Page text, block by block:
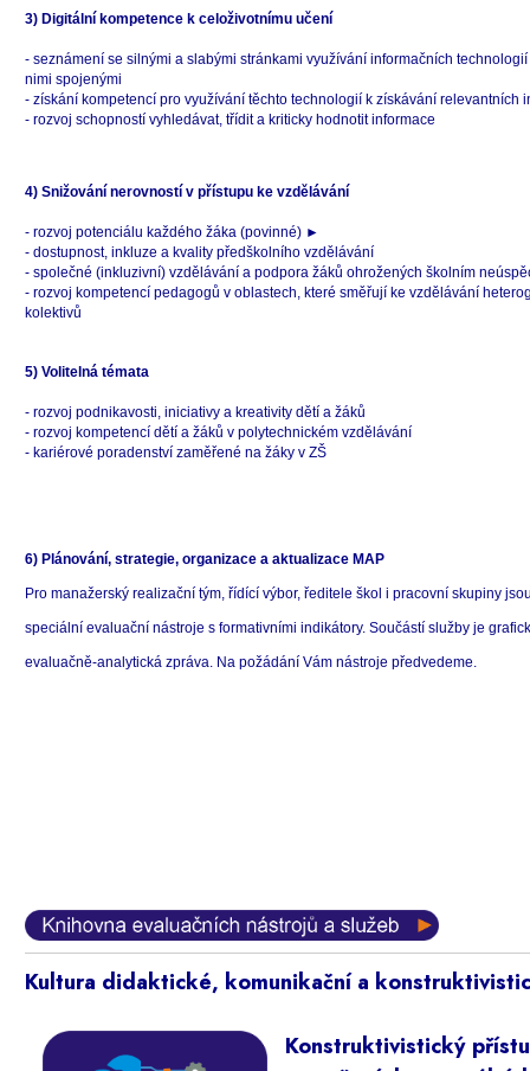
3) Digitální kompetence k celoživotnímu učení
- seznámení se silnými a slabými stránkami využívání informačních technologií
nimi spojenými
- získání kompetencí pro využívání těchto technologií k získávání relevantních
- rozvoj schopností vyhledávat, třídit a kriticky hodnotit informace
4) Snižování nerovností v přístupu ke vzdělávání
- rozvoj potenciálu každého žáka (povinné) ►
- dostupnost, inkluze a kvality předškolního vzdělávání
- společné (inkluzivní) vzdělávání a podpora žáků ohrožených školním
- rozvoj kompetencí pedagogů v oblastech, které směřují ke vzdělávání
kolektivů
5) Volitelná témata
- rozvoj podnikavosti, iniciativy a kreativity dětí a žáků
- rozvoj kompetencí dětí a žáků v polytechnickém vzdělávání
- kariérové poradenství zaměřené na žáky v ZŠ
6) Plánování, strategie, organizace a aktualizace MAP
Pro manažerský realizační tým, řídící výbor, ředitele škol i pracovní skupiny
speciální evaluační nástroje s formativními indikátory. Součástí služby je
evaluačně-analytická zpráva. Na požádání Vám nástroje předvedeme.
Kultura didaktické, komunikační a
Konstruktivistický